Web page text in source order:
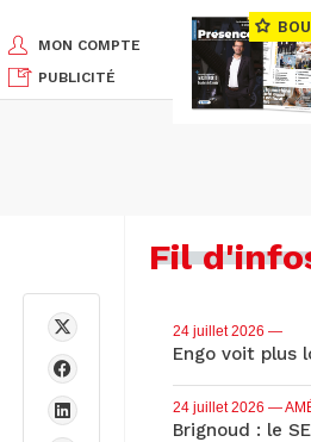
MON COMPTE
PUBLICITÉ
Fil
24 juillet 2026 —
Engo voit plus
24 juillet 2026 —
Brignoud : le